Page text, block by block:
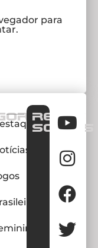
para
REDES
SOCIAIS